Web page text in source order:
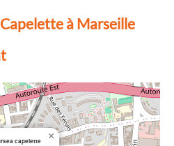
à Marseille
capelette ×